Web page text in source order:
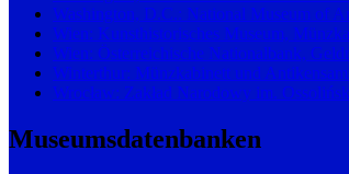
Washington, D.C.: National Museum of
Wien: Kunsthistorisches Museum,
Wien: Österreichische Nationalbank,
Winterthur: Münzkabinett und
Wrocław: Zakład Narodowy im.
Museumsdatenbanken